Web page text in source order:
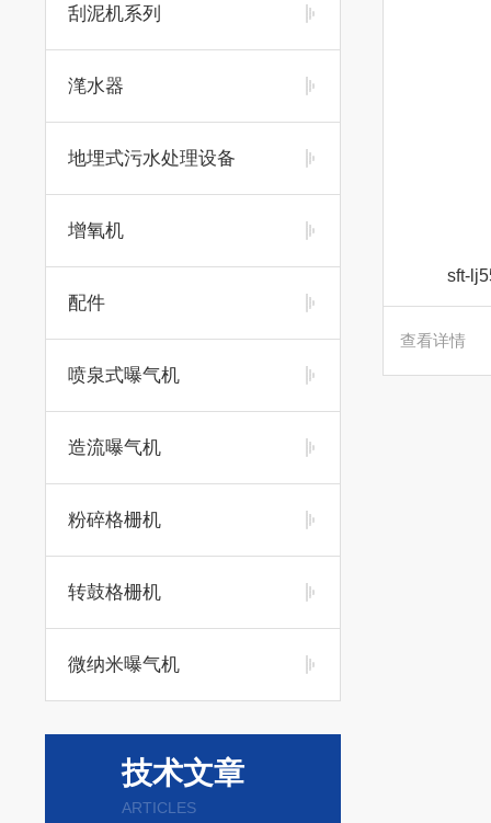
刮泥机系列
滗水器
地埋式污水处理设备
增氧机
配件
喷泉式曝气机
造流曝气机
粉碎格栅机
转鼓格栅机
微纳米曝气机
技术文章
ARTICLES
sft-
查看详情